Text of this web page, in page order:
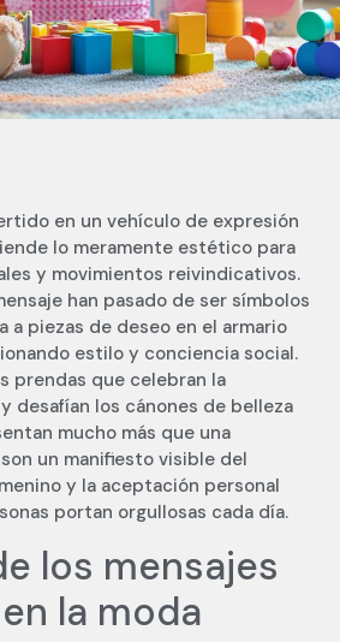
en un vehículo de expresión
lo meramente estético para
y movimientos reivindicativos.
han pasado de ser símbolos
a piezas de deseo en el armario
estilo y conciencia social.
prendas que celebran la
desafían los cánones de belleza
mucho más que una
un manifiesto visible del
y la aceptación personal
portan orgullosas cada día.
los mensajes
la moda